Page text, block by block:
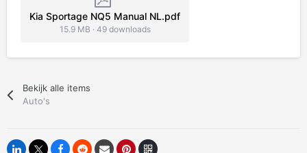
Kia Sportage NQ5 Manual NL.pdf
15.9 MB · 49 downloads
Bekijk alle items
Auto's